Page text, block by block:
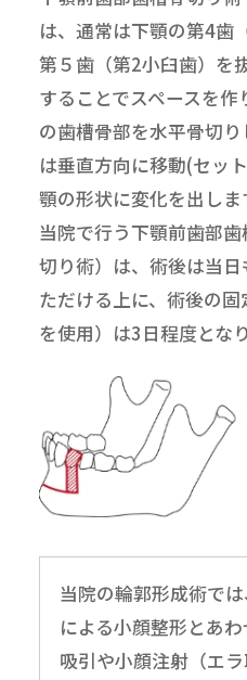
は、通常は下顎の第4歯
第５歯（第2小臼歯）を
することでスペースを
の歯槽骨部を水平骨切
は垂直方向に移動(セッ
顎の形状に変化を出しま
当院で行う下顎前歯部
切り術）は、術後は当
ただける上に、術後の
を使用）は3日程度となり
当院の輪郭形成術で
による小顔整形とあ
吸引や小顔注射（エ